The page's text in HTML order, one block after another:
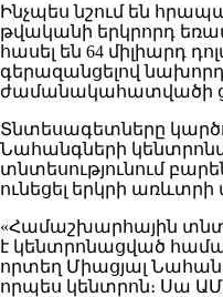
Ինչպես նշում են
թվականի երկրորդ
հասել են 64 միլիարդ
գերազանցելով
ժամանակահատվածի
Տնտեսագետները
Նահանգների
տնտեսությունում
ունեցել երկրի առևտրի
«Համաշխարհային
է կենտրոնացված
որտեղ Միացյալ
որպես կենտրոն։ Սա